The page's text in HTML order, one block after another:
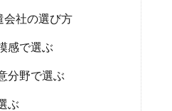
会社の選び方
感で選ぶ
分野で選ぶ
ぶ